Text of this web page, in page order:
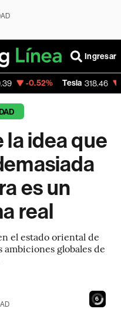
Ingresar
Tesla 318.46 -0.90%
la idea que
es un
real
el estado oriental de
ambiciones globales de
4